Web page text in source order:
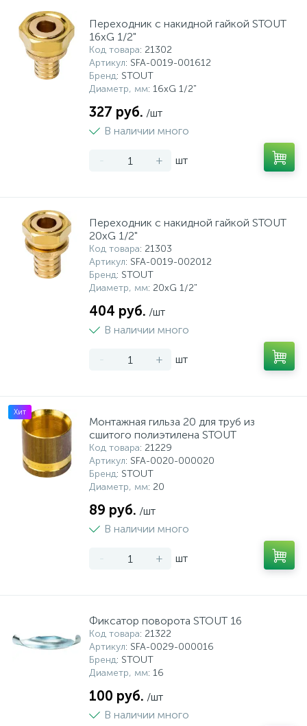
Расширительные баки для отопления и ГВС
Теплоносители и антифризы
Системы управления и принадлежности для
насосов
192
Коммерческие насосы
Бытовые насосы
21
Центробежные in-line насосы
Гофрированные нержавеющие системы
Медные системы под пайку
Контрольно-измерительные приборы
282
Крепеж и аксессуары
Корпуса для механических фильтров
Системы контроля протечки воды
Мультипатронные фильтры
Гидроаккумуляторы (гидробаки) для систем
44
Комплектующие для систем водоподготовки
Фильтры механической очистки
Фильтры под мойку
Переходник с накидной гайкой STOUT
16xG 1/2"
Код товара: 21302
Артикул: SFA-0019-001612
Бренд: STOUT
Диаметр, мм: 16xG 1/2"
327 руб. /шт
В наличии много
- + шт
Переходник с накидной гайкой STOUT
20xG 1/2"
Код товара: 21303
Артикул: SFA-0019-002012
Бренд: STOUT
Диаметр, мм: 20xG 1/2"
404 руб. /шт
В наличии много
- + шт
Хит
Монтажная гильза 20 для труб из
сшитого полиэтилена STOUT
Код товара: 21229
Артикул: SFA-0020-000020
Бренд: STOUT
Диаметр, мм: 20
89 руб. /шт
В наличии много
- + шт
Фиксатор поворота STOUT 16
Код товара: 21322
Артикул: SFA-0029-000016
Бренд: STOUT
Диаметр, мм: 16
100 руб. /шт
В наличии много